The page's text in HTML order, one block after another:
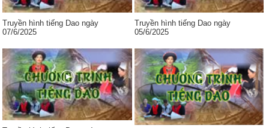
Truyền hình tiếng Dao ngày
07/6/2025
Truyền hình tiếng Dao ngày
05/6/2025